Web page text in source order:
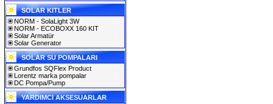
SOLAR KITLER
NORM - SolaLight 3W
NORM - ECOBOXX 160 KIT
Solar Armatür
Solar Generator
SOLAR SU POMPALARI
Grundfos SQFlex Product
Lorentz marka pompalar
DC Pompa/Pump
YARDIMCI AKSESUARLAR